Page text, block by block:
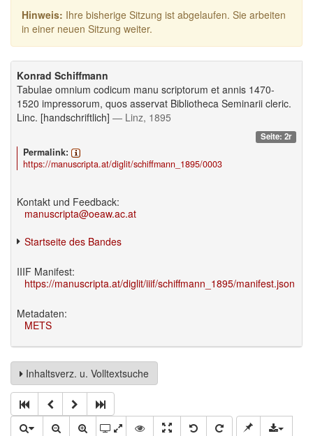
Hinweis: Ihre bisherige Sitzung ist abgelaufen. Sie arbeiten
in einer neuen Sitzung weiter.
Konrad Schiffmann
Tabulae omnium codicum manu scriptorum et annis 1470-
1520 impressorum, quos asservat Bibliotheca Seminarii cleric.
Linc. [handschriftlich] — Linz, 1895
Seite: 2r
Permalink:
https://manuscripta.at/diglit/schiffmann_1895/0003
Kontakt und Feedback:
manuscripta@oeaw.ac.at
Startseite des Bandes
IIIF Manifest:
https://manuscripta.at/diglit/iiif/schiffmann_1895/manifest.json
Metadaten:
METS
Inhaltsverz. u. Volltextsuche